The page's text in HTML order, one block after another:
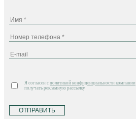
Я согласен с политикой конфиденциальности компании
получать рекламную рассылку
ОТПРАВИТЬ